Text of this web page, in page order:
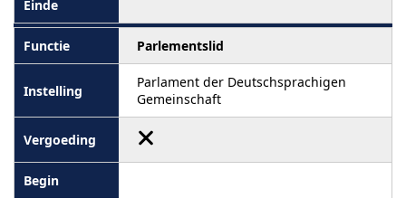
Parlementslid
Parlament der Deutschsprachigen
Gemeinschaft